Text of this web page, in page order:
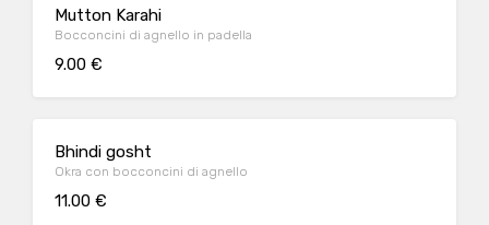
Mutton Karahi
Bocconcini di agnello in padella
9.00 €
Bhindi gosht
Okra con bocconcini di agnello
11.00 €